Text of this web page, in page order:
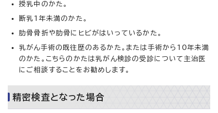
授乳中のかた。
断乳1年未満のかた。
肋骨骨折や肋骨にヒビがはいっているかた。
乳がん手術の既往歴のあるかた。または手術から10年未満
のかた。こちらのかたは乳がん検診の受診について主治医
にご相談することをお勧めします。
精密検査となった場合